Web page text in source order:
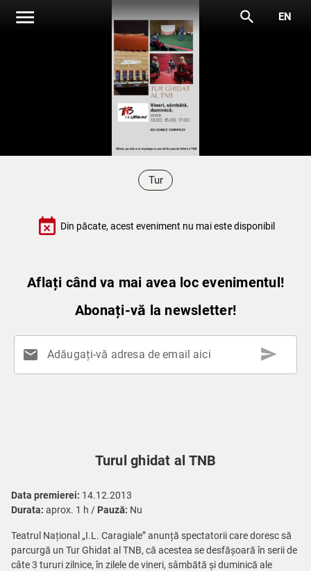
menu search EN
Tur
event_busy Din păcate, acest eveniment nu mai este disponibil
Aflați când va mai avea loc evenimentul!
Abonați-vă la newsletter!
mail Adăugați-vă adresa de email aici send
Turul ghidat al TNB
Data premierei: 14.12.2013
Durata: aprox. 1 h / Pauză: Nu
Teatrul Național „I.L. Caragiale” anunță spectatorii care doresc să
parcurgă un Tur Ghidat al TNB, că acestea se desfășoară în serii de
câte 3 tururi zilnice, în zilele de vineri, sâmbătă și duminică ale